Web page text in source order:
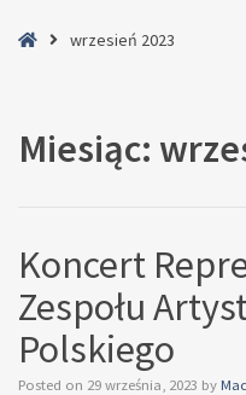
Homewrzesień 2023
Miesiąc:
Koncert
Zespołu
Polskiego
Posted on 29 września, 2023 by